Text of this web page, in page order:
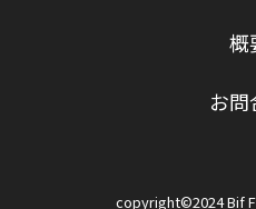
概
お問
copyright©2024 Bif